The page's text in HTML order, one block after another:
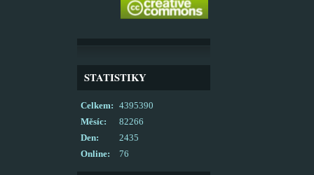
STATISTIKY
Online: 76
Celkem:
4395390
Měsíc:
82266
Den:
2435